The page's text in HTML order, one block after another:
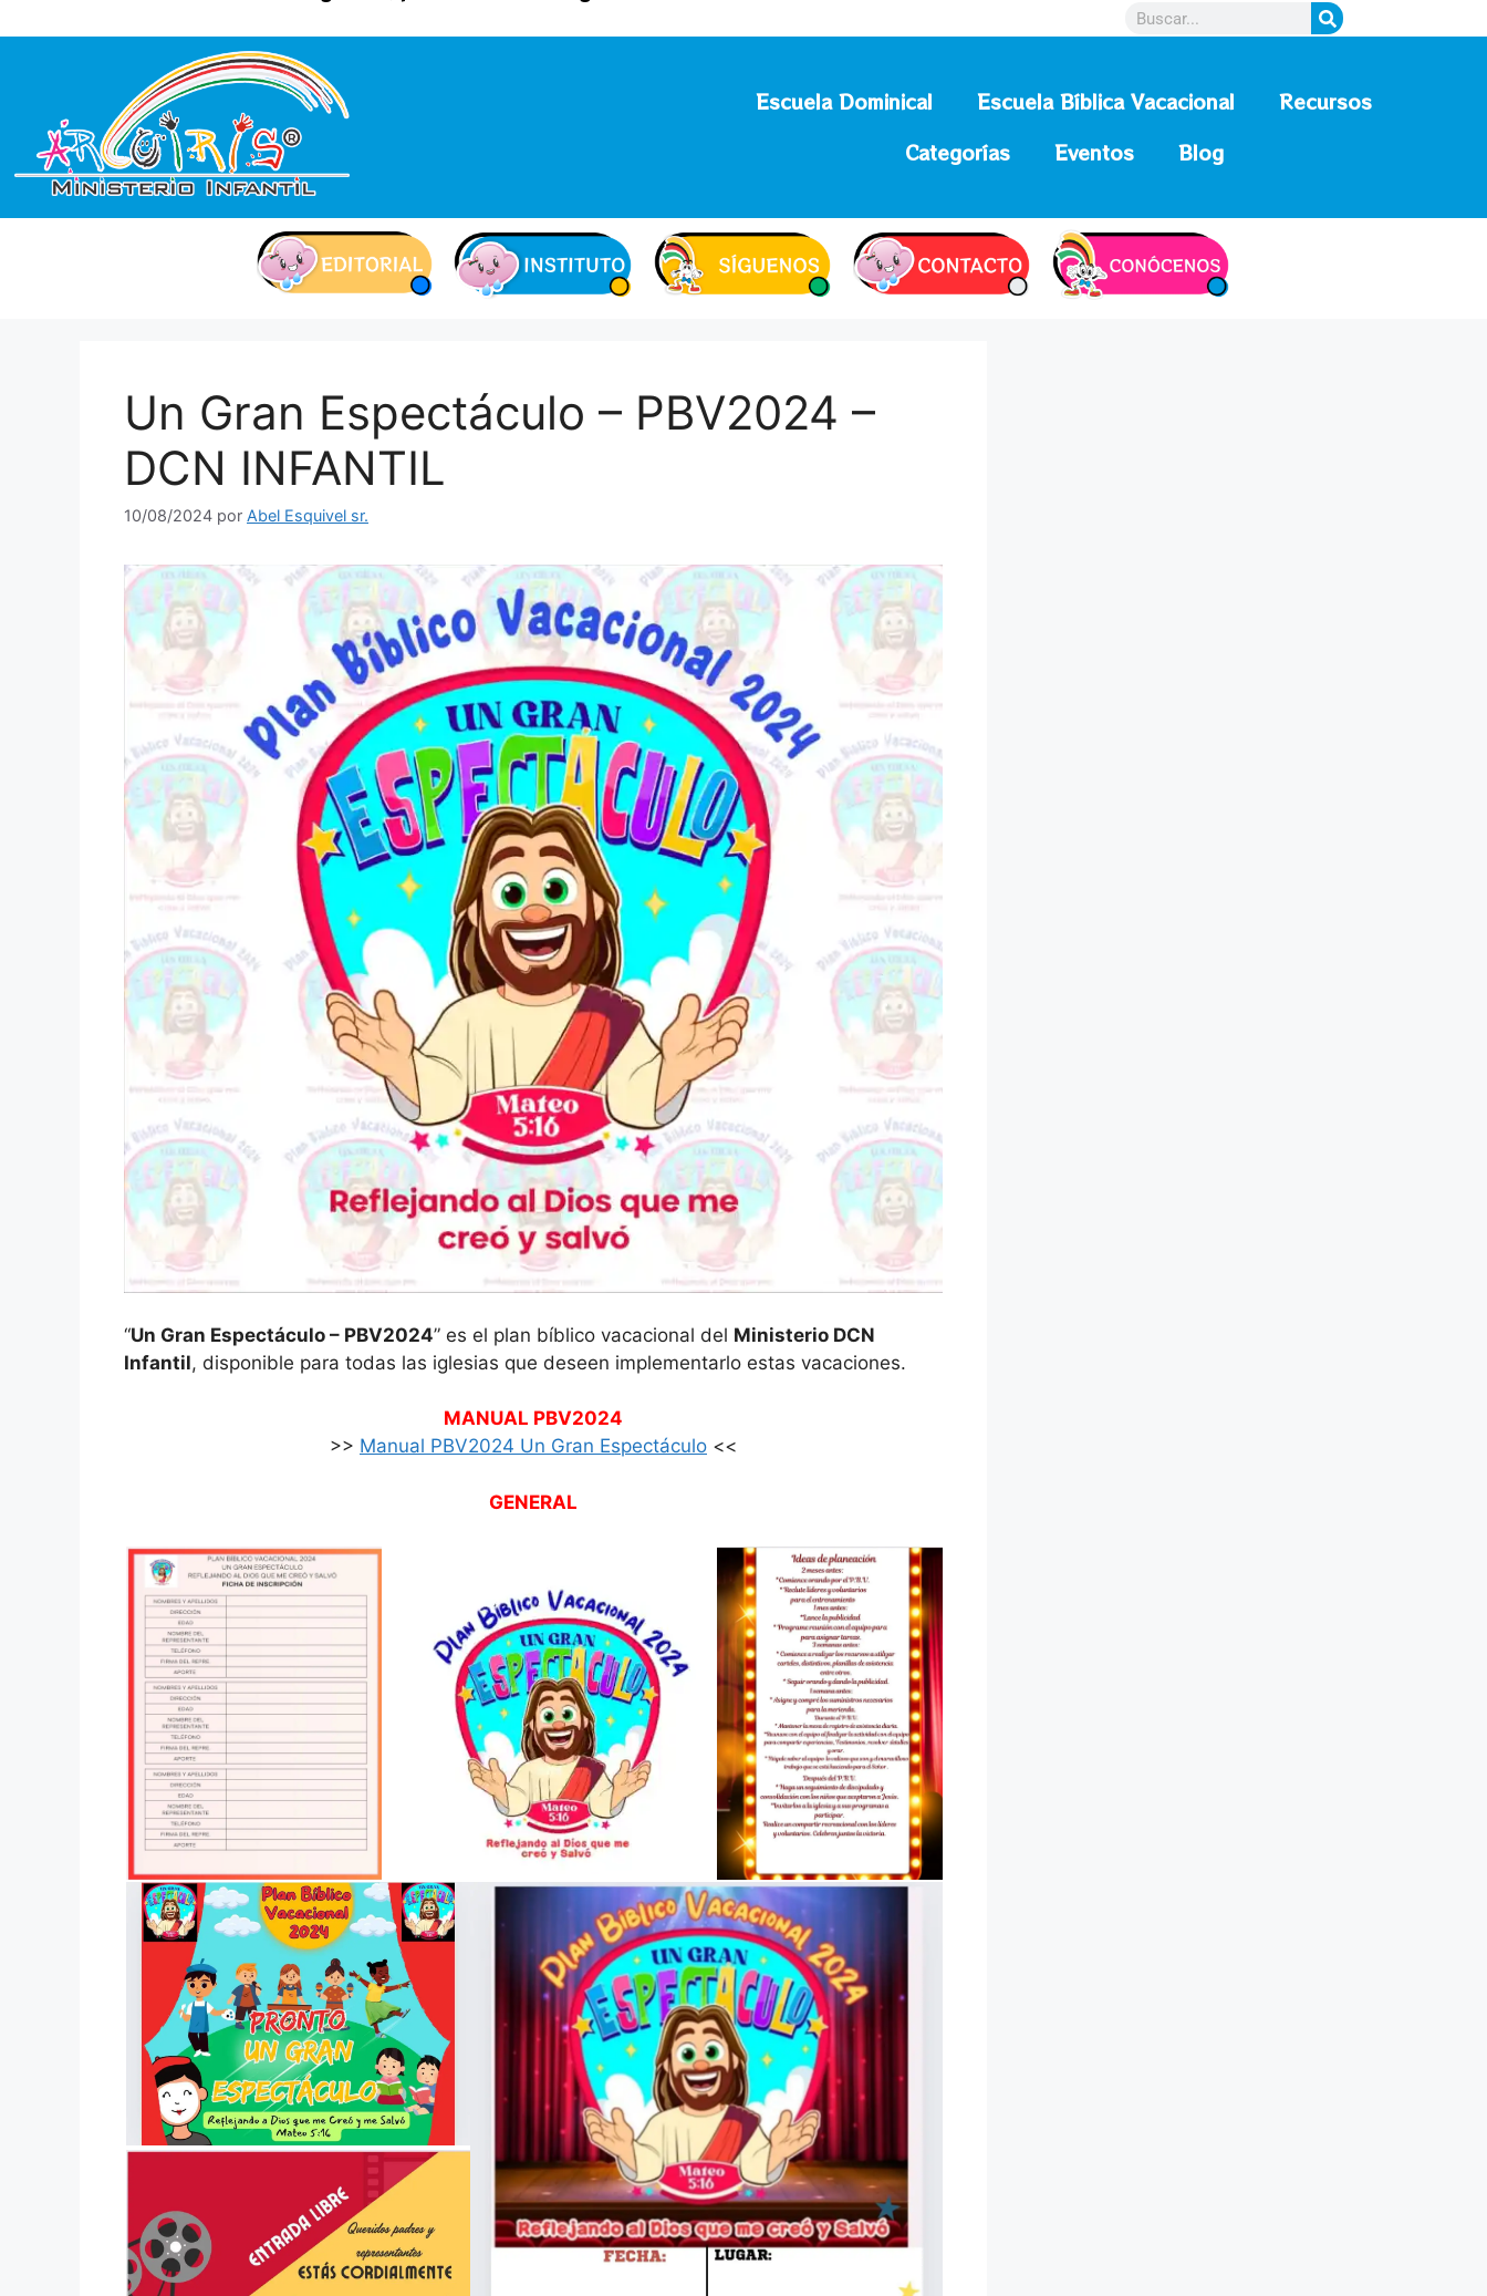
Escuela Dominical Escuela Bíblica Vacacional
Recursos
Categorías
Eventos Blog
Un Gran Espectáculo – PBV2024 –
DCN INFANTIL
10/08/2024 por Abel Esquivel sr.
“Un Gran Espectáculo – PBV2024” es el plan bíblico vacacional del Ministerio DCN
Infantil, disponible para todas las iglesias que deseen implementarlo estas vacaciones.
MANUAL PBV2024
>> Manual PBV2024 Un Gran Espectáculo <<
GENERAL